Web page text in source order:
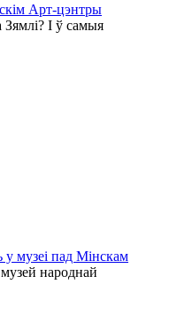
Арт-цэнтры
І ў самыя
у музеі пад Мінскам
народнай